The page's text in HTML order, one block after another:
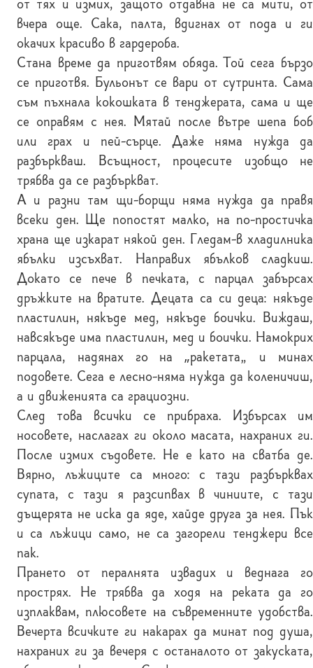
от тях и измих, защото отдавна не са мити, от
вчера още. Сака, палта, вдигнах от пода и ги
окачих красиво в гардероба.
Стана време да приготвям обяда. Той сега бързо
се приготвя. Бульонът се вари от сутринта. Сама
съм пъхнала кокошката в тенджерата, сама и ще
се оправям с нея. Мятай после вътре шепа боб
или грах и пей-сърце. Даже няма нужда да
разбъркваш. Всъщност, процесите изобщо не
трябва да се разбъркват.
А и разни там щи-борщи няма нужда да правя
всеки ден. Ще попостят малко, на по-простичка
храна ще изкарат някой ден. Гледам-в хладилника
ябълки изсъхват. Направих ябълков сладкиш.
Докато се пече в печката, с парцал забърсах
дръжките на вратите. Децата са си деца: някъде
пластилин, някъде мед, някъде боички. Виждаш,
навсякъде има пластилин, мед и боички. Намокрих
парцала, надянах го на „ракетата“ и минах
подовете. Сега е лесно-няма нужда да коленичиш,
а и движенията са грациозни.
След това всички се прибраха. Избърсах им
носовете, наслагах ги около масата, нахраних ги.
После измих съдовете. Не е като на сватба де.
Вярно, лъжиците са много: с тази разбърквах
супата, с тази я разсипвах в чиниите, с тази
дъщерята не иска да яде, хайде друга за нея. Пък
и са лъжици само, не са загорели тенджери все
пак.
Прането от пералнята извадих и веднага го
прострях. Не трябва да ходя на реката да го
изплаквам, плюсовете на съвременните удобства.
Вечерта всичките ги накарах да минат под душа,
нахраних ги за вечеря с останалото от закуската,